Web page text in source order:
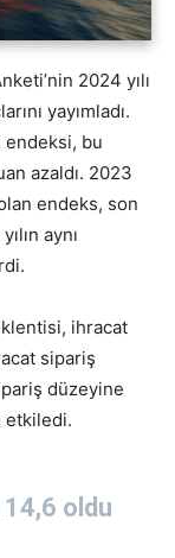
2024 yılı
yayımladı.
endeksi, bu
azaldı. 2023
endeks, son
aynı
ihracat
sipariş
düzeyine
etkiledi.
oldu